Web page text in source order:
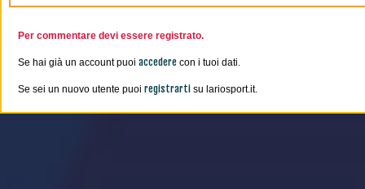
Per commentare devi essere registrato.
Se hai già un account puoi accedere con i tuoi dati.
Se sei un nuovo utente puoi registrarti su lariosport.it.